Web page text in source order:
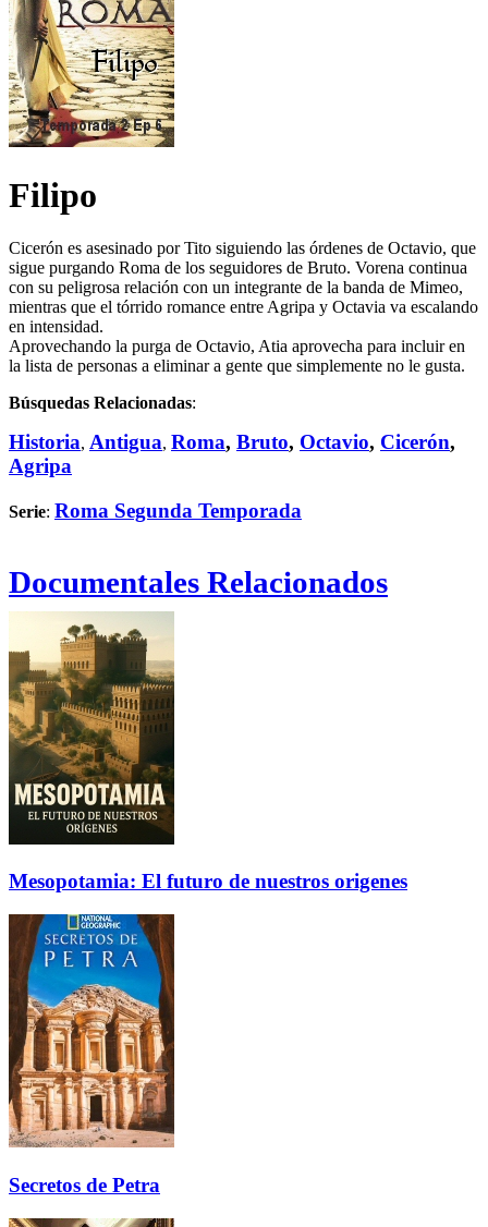
Filipo
Cicerón es asesinado por Tito siguiendo las órdenes de Octavio, que
sigue purgando Roma de los seguidores de Bruto. Vorena continua
con su peligrosa relación con un integrante de la banda de Mimeo,
mientras que el tórrido romance entre Agripa y Octavia va escalando
en intensidad.
Aprovechando la purga de Octavio, Atia aprovecha para incluir en
la lista de personas a eliminar a gente que simplemente no le gusta.
Búsquedas Relacionadas:
Historia, Antigua, Roma, Bruto, Octavio, Cicerón,
Agripa
Serie: Roma Segunda Temporada
Documentales Relacionados
Mesopotamia: El futuro de nuestros origenes
Secretos de Petra